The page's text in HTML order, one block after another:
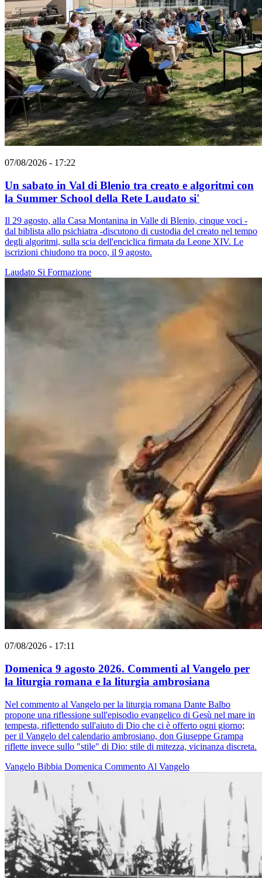
07/08/2026 - 17:22
Un sabato in Val di Blenio tra creato e algoritmi con
la Summer School della Rete Laudato si'
Il 29 agosto, alla Casa Montanina in Valle di Blenio, cinque voci -
dal biblista allo psichiatra -discutono di custodia del creato nel tempo
degli algoritmi, sulla scia dell'enciclica firmata da Leone XIV. Le
iscrizioni chiudono tra poco, il 9 agosto.
Laudato Si Formazione
07/08/2026 - 17:11
Domenica 9 agosto 2026. Commenti al Vangelo per
la liturgia romana e la liturgia ambrosiana
Nel commento al Vangelo per la liturgia romana Dante Balbo
propone una riflessione sull'episodio evangelico di Gesù nel mare in
tempesta, riflettendo sull'aiuto di Dio che ci è offerto ogni giorno;
per il Vangelo del calendario ambrosiano, don Giuseppe Grampa
riflette invece sullo "stile" di Dio: stile di mitezza, vicinanza discreta.
Vangelo Bibbia Domenica Commento Al Vangelo